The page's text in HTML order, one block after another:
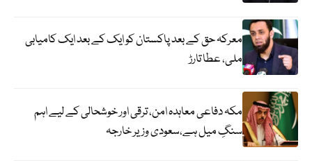
معرکہ حق کے بعد پاکستان کو ایک کے بعد ایک کامیابی
ملی، عطا تارڑ
مکہ دفاعی معاہدہ امن، ترقی اور خوشحالی کے لیے اہم
سنگِ میل ہے،سعودی وزیر خارجہ